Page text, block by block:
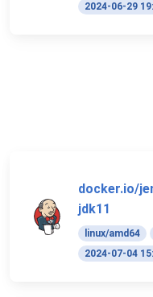
2024-06-29
docker.io/
jdk11
linux/amd64
2024-07-04